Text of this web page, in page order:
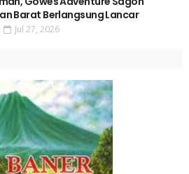
Barat Berlangsung Lancar
Jul 27, 2026